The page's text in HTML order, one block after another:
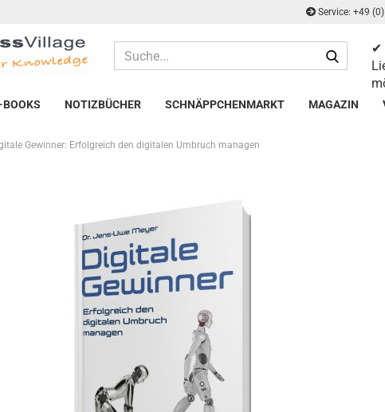
Service: +49
✔
BOOKS NOTIZBÜCHER SCHNÄPPCHENMARKT MAGAZIN
Gewinner: Erfolgreich den digitalen Umbruch managen